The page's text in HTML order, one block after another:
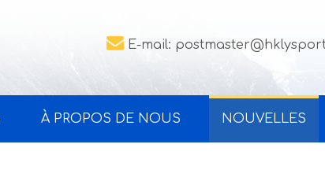
 E-mail:
À PROPOS DE NOUS NOUVELLES